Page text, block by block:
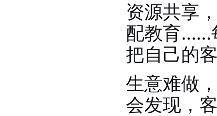
资源共享
配教育……
把自己的
生意难做
会发现，